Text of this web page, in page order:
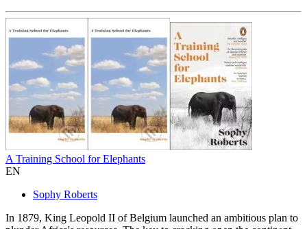
A Training School for Elephants
EN
Sophy Roberts
In 1879, King Leopold II of Belgium launched an ambitious plan to